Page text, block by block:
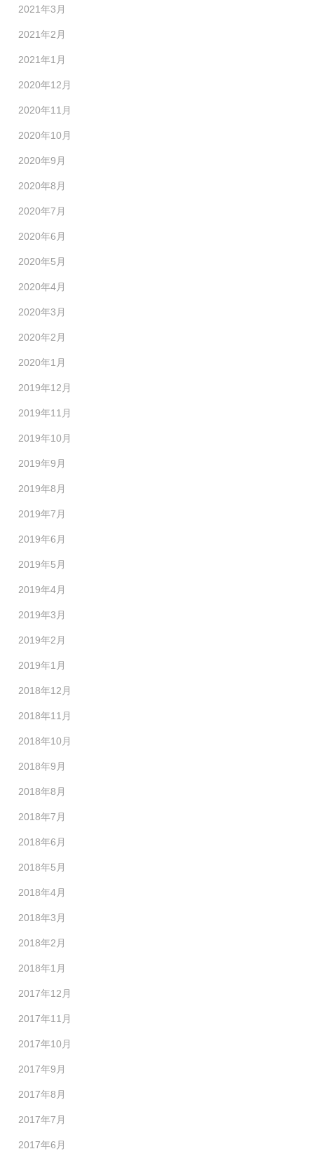
2021年3月
2021年2月
2021年1月
2020年12月
2020年11月
2020年10月
2020年9月
2020年8月
2020年7月
2020年6月
2020年5月
2020年4月
2020年3月
2020年2月
2020年1月
2019年12月
2019年11月
2019年10月
2019年9月
2019年8月
2019年7月
2019年6月
2019年5月
2019年4月
2019年3月
2019年2月
2019年1月
2018年12月
2018年11月
2018年10月
2018年9月
2018年8月
2018年7月
2018年6月
2018年5月
2018年4月
2018年3月
2018年2月
2018年1月
2017年12月
2017年11月
2017年10月
2017年9月
2017年8月
2017年7月
2017年6月